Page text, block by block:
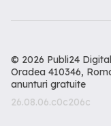
© 2026 Publi24
Oradea 410346,
anunturi gratuite
26.08.06.c0c206c